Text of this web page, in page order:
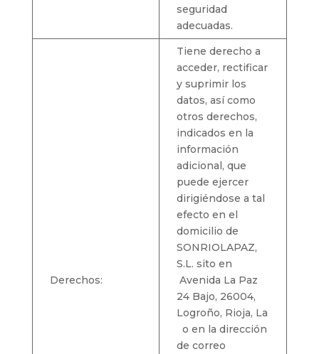
seguridad
adecuadas.
Derechos:
Tiene derecho a
acceder, rectificar
y suprimir los
datos, así como
otros derechos,
indicados en la
información
adicional, que
puede ejercer
dirigiéndose a tal
efecto en el
domicilio de
SONRIOLAPAZ,
S.L. sito en
Avenida La Paz
24 Bajo, 26004,
Logroño, Rioja, La
o en la dirección
de correo